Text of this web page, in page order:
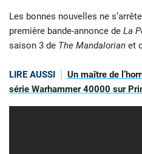
Les bonnes nouvelles ne
première bande-annonce de La
saison 3 de The Mandalorian et
LIRE AUSSI
Un maître de
série Warhammer 40000 sur